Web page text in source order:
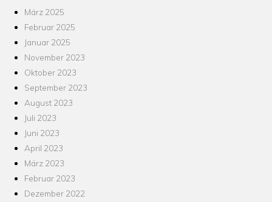
März 2025
Februar 2025
Januar 2025
November 2023
Oktober 2023
September 2023
August 2023
Juli 2023
Juni 2023
April 2023
März 2023
Februar 2023
Dezember 2022